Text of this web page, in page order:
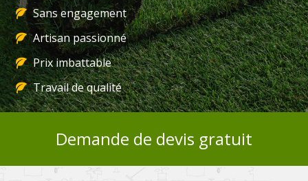
Sans engagement
Artisan passionné
Prix imbattable
Travail de qualité
Demande de devis gratuit